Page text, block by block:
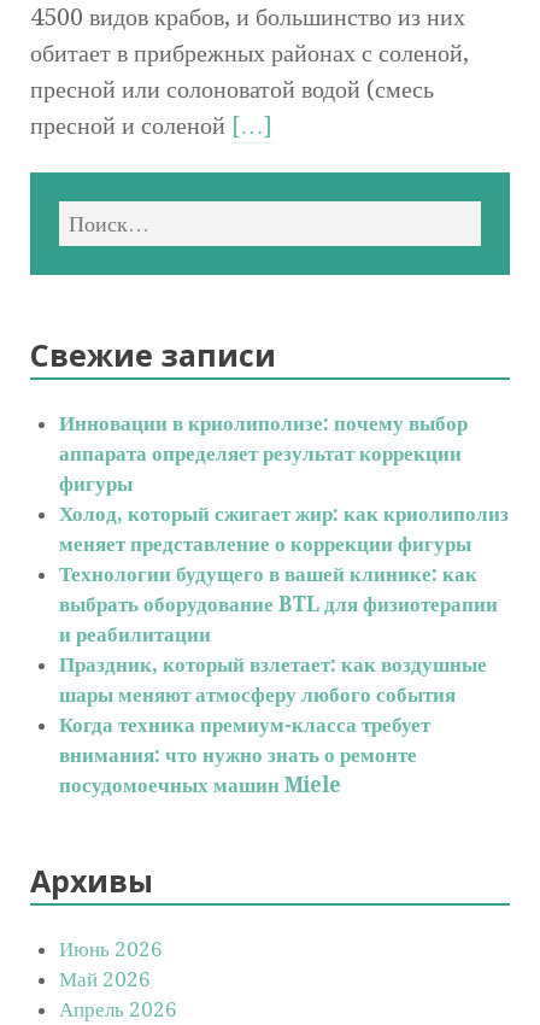
4500 видов крабов, и большинство из них
обитает в прибрежных районах с соленой,
пресной или солоноватой водой (смесь
пресной и соленой […]
Свежие записи
Инновации в криолиполизе: почему выбор
аппарата определяет результат коррекции
фигуры
Холод, который сжигает жир: как криолиполиз
меняет представление о коррекции фигуры
Технологии будущего в вашей клинике: как
выбрать оборудование BTL для физиотерапии
и реабилитации
Праздник, который взлетает: как воздушные
шары меняют атмосферу любого события
Когда техника премиум-класса требует
внимания: что нужно знать о ремонте
посудомоечных машин Miele
Архивы
Июнь 2026
Май 2026
Апрель 2026